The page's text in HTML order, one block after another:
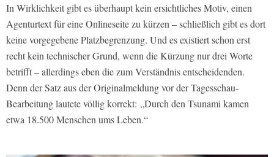
In Wirklichkeit gibt es überhaupt kein ersichtliches Motiv, einen
Agenturtext für eine Onlineseite zu kürzen – schließlich gibt es dort
keine vorgegebene Platzbegrenzung. Und es existiert schon erst
recht kein technischer Grund, wenn die Kürzung nur drei Worte
betrifft – allerdings eben die zum Verständnis entscheidenden.
Denn der Satz aus der Originalmeldung vor der Tagesschau-
Bearbeitung lautete völlig korrekt: „Durch den Tsunami kamen
etwa 18.500 Menschen ums Leben.“